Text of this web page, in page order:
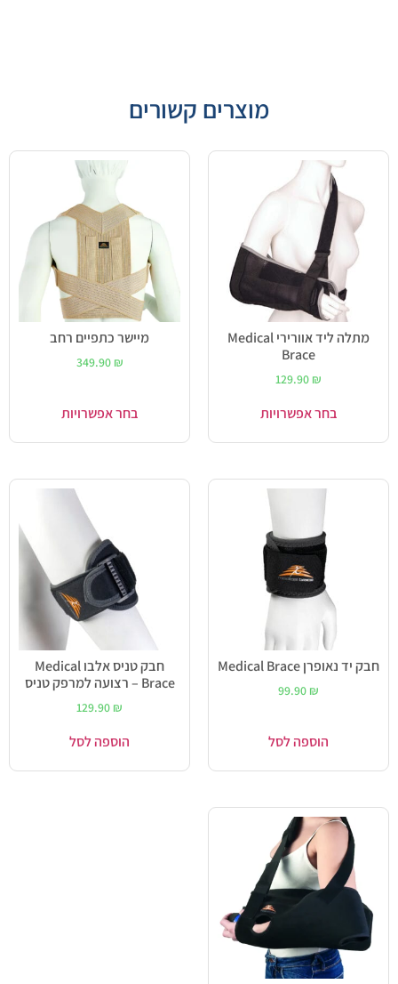
מוצרים קשורים
מתלה ליד אוורירי Medical
Brace
129.90 ₪
בחר אפשרויות
מיישר כתפיים רחב
349.90 ₪
בחר אפשרויות
חבק יד נאופרן Medical Brace
99.90 ₪
הוספה לסל
חבק טניס אלבו Medical
Brace – רצועה למרפק טניס
129.90 ₪
הוספה לסל